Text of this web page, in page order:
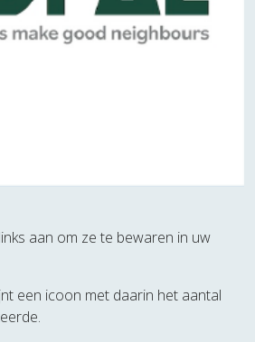
aan om ze te bewaren in uw
een icoon met daarin het aantal